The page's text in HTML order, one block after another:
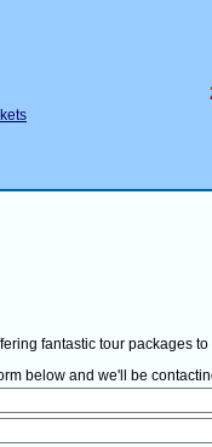
fantastic tour packages
below and we'll be